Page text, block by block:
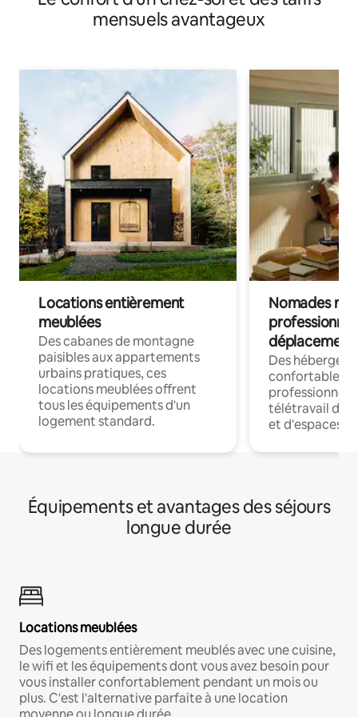
mensuels avantageux
Locations entièrement
meublées
Des cabanes de montagne
paisibles aux appartements
urbains pratiques, ces
locations meublées offrent
tous les équipements d'un
logement standard.
Nomades
déplacement
Des
confortables
professionnels
télétravail
et d'espaces
Équipements et avantages des séjours
longue durée
Locations meublées
Des logements entièrement meublés avec une cuisine,
le wifi et les équipements dont vous avez besoin pour
vous installer confortablement pendant un mois ou
plus. C'est l'alternative parfaite à une location